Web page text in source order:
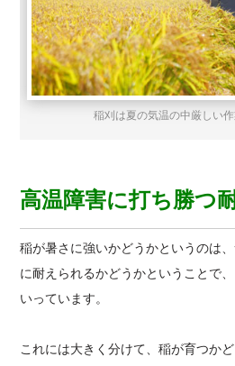
稲刈は夏の気温の中厳しい
高温障害に打ち勝つ
稲が暑さに強いかどうかというのは
に耐えられるかどうかということで
いっています。
これには大きく分けて、稲が育つか